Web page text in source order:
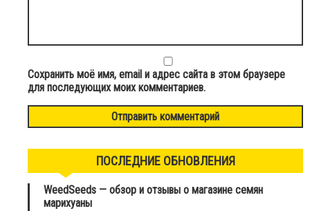
Сохранить моё имя, email и адрес сайта в этом браузере
для последующих моих комментариев.
ПОСЛЕДНИЕ ОБНОВЛЕНИЯ
WeedSeeds — обзор и отзывы о магазине семян
марихуаны